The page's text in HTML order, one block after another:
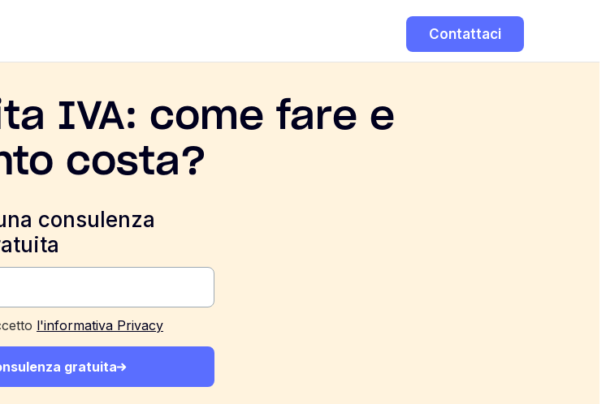
Contattaci
IVA: come fare e
costa?
consulenza
l'informativa Privacy
gratuita